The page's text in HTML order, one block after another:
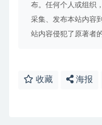
布。任何个人或组织
采集、发布本站内容
站内容侵犯了原著者
收藏 海报